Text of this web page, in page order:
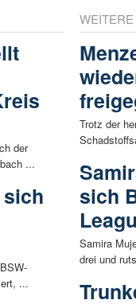
der
...
...
Trotz der
sich
Samira
drei und